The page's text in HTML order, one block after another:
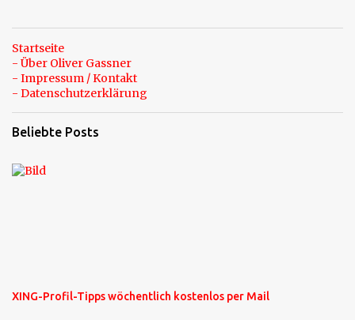
Startseite
- Über Oliver Gassner
- Impressum / Kontakt
- Datenschutzerklärung
Beliebte Posts
XING-Profil-Tipps wöchentlich kostenlos per Mail